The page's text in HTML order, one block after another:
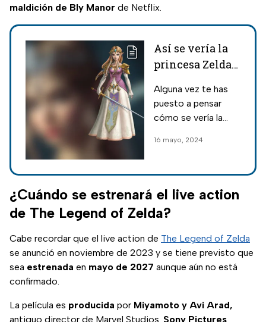
maldición de Bly Manor de Netflix.
Así se vería la
princesa Zelda
según la
Inteligencia
Alguna vez te has
puesto a pensar
cómo se vería la
vida real, aquí te
imagenes hechas
con Inteligencia
16 mayo, 2024
¿Cuándo se estrenará el live action
de The Legend of Zelda?
Cabe recordar que el live action de The Legend of Zelda
se anunció en noviembre de 2023 y se tiene previsto que
sea estrenada en mayo de 2027 aunque aún no está
confirmado.
La película es producida por Miyamoto y Avi Arad,
antiguo director de Marvel Studios. Sony Pictures